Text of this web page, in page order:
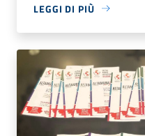
LEGGI DI PIÙ